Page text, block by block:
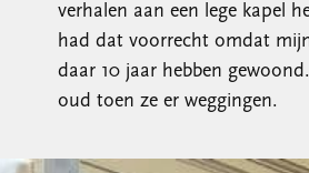
verhalen aan een lege kapel
had dat voorrecht omdat
daar 10 jaar hebben
oud toen ze er weggingen.